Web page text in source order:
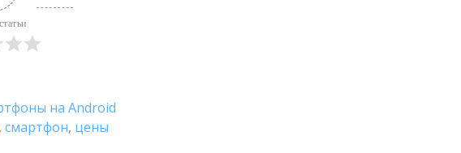
на Android
, смартфон, цены